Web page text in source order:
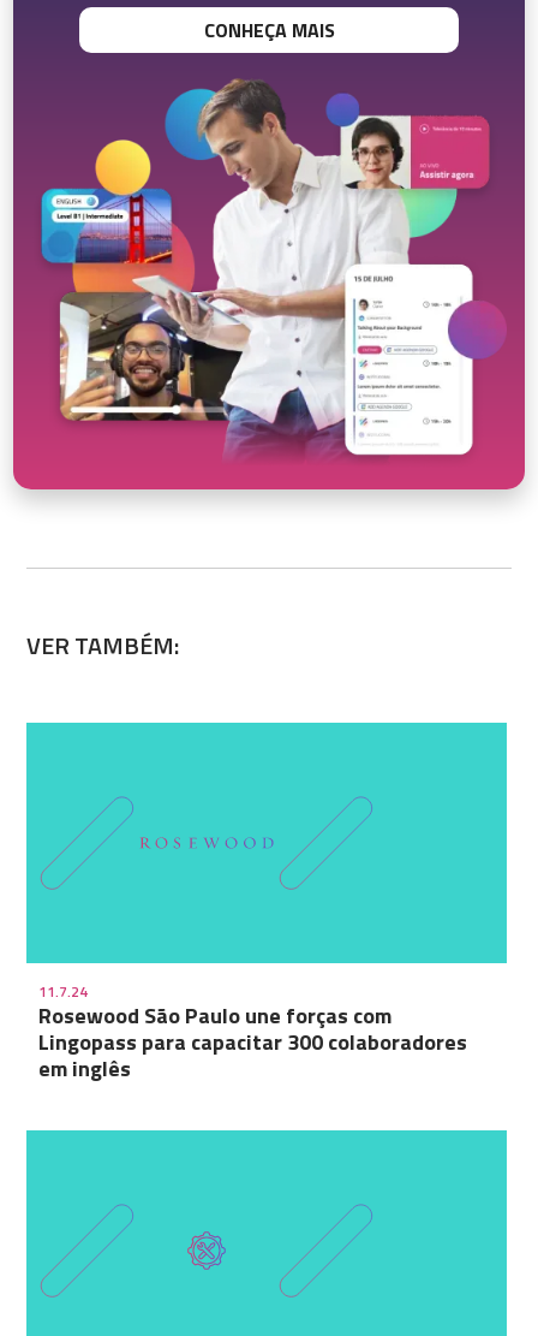
CONHEÇA MAIS
VER TAMBÉM:
11.7.24
Rosewood São Paulo une forças com
Lingopass para capacitar 300 colaboradores
em inglês